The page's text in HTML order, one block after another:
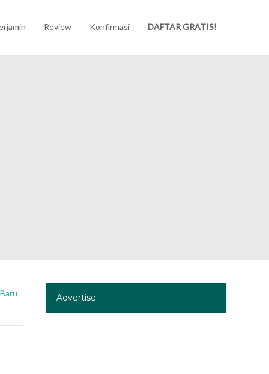
Review Konfirmasi DAFTAR GRATIS!
Advertise